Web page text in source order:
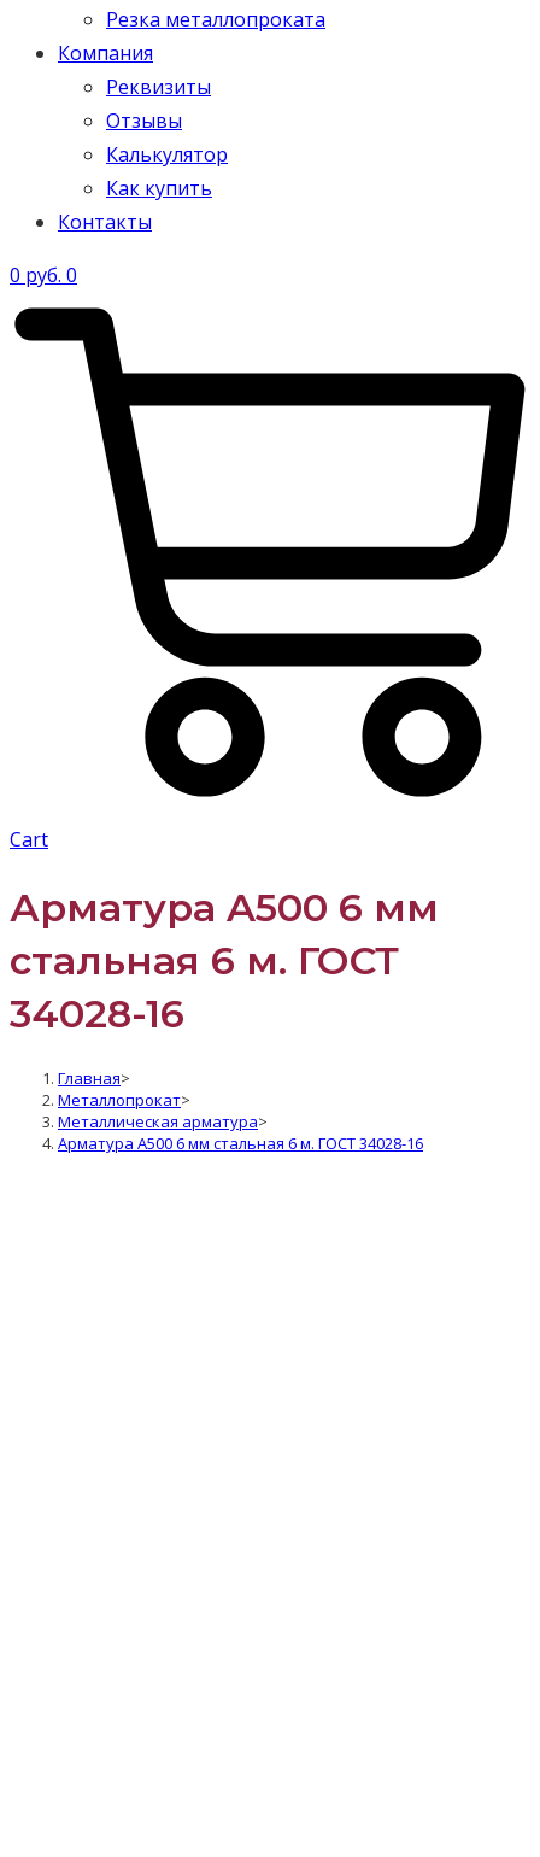
Резка металлопроката
Компания
Реквизиты
Отзывы
Калькулятор
Как купить
Контакты
0 руб. 0
Cart
Арматура A500 6 мм
стальная 6 м. ГОСТ
34028-16
Главная>
Металлопрокат>
Металлическая арматура>
Арматура A500 6 мм стальная 6 м. ГОСТ 34028-16